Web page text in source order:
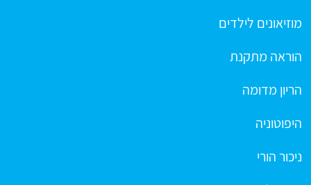
מוזיאונים לילדים
הוראה מתקנת
הריון מדומה
היפוטוניה
ניכור הורי